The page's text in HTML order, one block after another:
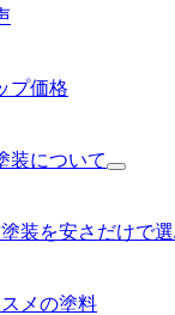
プ価格
装について
サ
ニ
装を安さだけで
メの塗料